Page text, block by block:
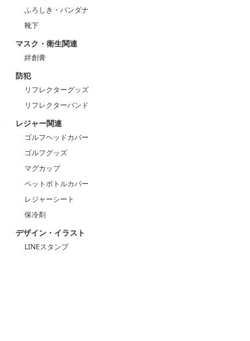
ふろしき・バンダナ
靴下
マスク・衛生関連
絆創膏
防犯
リフレクターグッズ
リフレクターバンド
レジャー関連
ゴルフヘッドカバー
ゴルフグッズ
マグカップ
ペットボトルカバー
レジャーシート
保冷剤
デザイン・イラスト
LINEスタンプ